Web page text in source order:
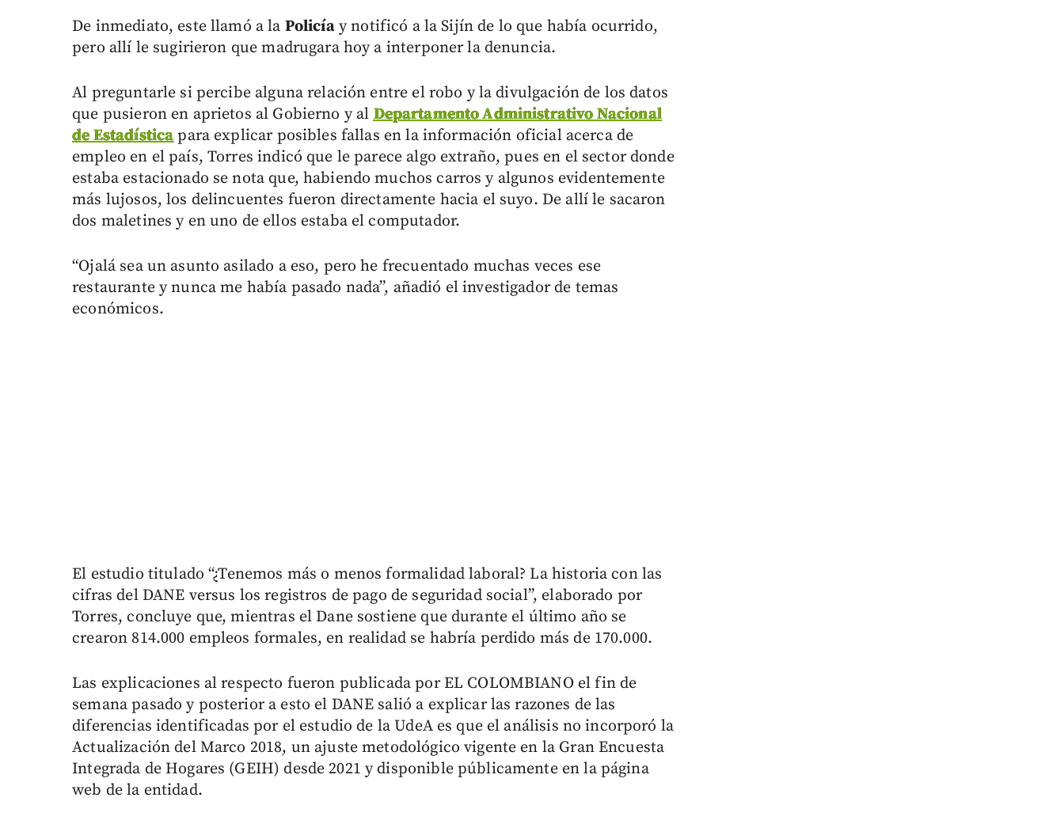
De inmediato, este llamó a la Policíay notificó a la Sijín de lo que había ocurrido,
pero allí le sugirieron que madrugara hoy a interponer la denuncia.
Al preguntarle si percibe alguna relación entre el robo y la divulgación de los datos
que pusieron en aprietos al Gobierno y alDepartamento Administrativo Nacional
de Estadísticapara explicar posibles fallas en la información oficial acerca de
empleo en el país, Torres indicó que le parece algo extraño, pues en el sector donde
estaba estacionado se nota que, habiendo muchos carros y algunos evidentemente
más lujosos, los delincuentes fueron directamente hacia el suyo. De allí le sacaron
dos maletines y en uno de ellos estaba el computador.
“Ojalá sea un asunto asilado a eso, pero he frecuentado muchas veces ese
restaurante y nunca me había pasado nada”, añadió el investigador de temas
económicos.
El estudio titulado “¿Tenemos más o menos formalidad laboral? La historia con las
cifras del DANE versus los registros de pago de seguridad social”, elaborado por
Torres, concluye que, mientras el Dane sostiene que durante el último año se
crearon 814.000 empleos formales, en realidad se habría perdido más de 170.000.
Las explicaciones al respecto fueron publicada por EL COLOMBIANO el fin de
semana pasado y posterior a esto el DANE salió a explicar las razones de las
diferencias identificadas por el estudio de la UdeA es que el análisis no incorporó la
Actualización del Marco 2018, un ajuste metodológico vigente en la Gran Encuesta
Integrada de Hogares (GEIH) desde 2021 y disponible públicamente en la página
web de la entidad.